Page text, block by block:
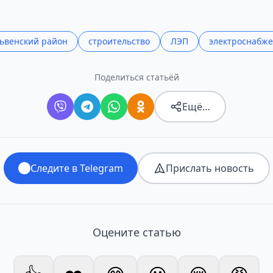
район строительство ЛЭП
Поделиться статьёй
Ещё…
Следите в Telegram Прислать новость
Оцените статью